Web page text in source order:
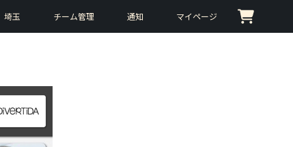
埼玉 チーム管理 通知 マイページ